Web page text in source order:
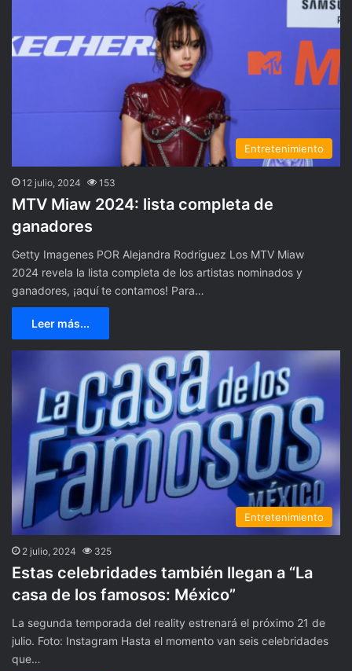
Entretenimiento
12 julio, 2024 153
MTV Miaw 2024: lista completa de
ganadores
Getty Imagenes POR Alejandra Rodríguez Los MTV Miaw
2024 revela la lista completa de los artistas nominados y
ganadores, ¡aquí te contamos! Para…
Leer más...
Entretenimiento
2 julio, 2024 325
Estas celebridades también llegan a “La
casa de los famosos: México”
La segunda temporada del reality estrenará el próximo 21 de
julio. Foto: Instagram Hasta el momento van seis celebridades
que…